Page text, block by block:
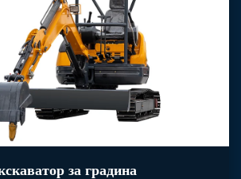
за градина